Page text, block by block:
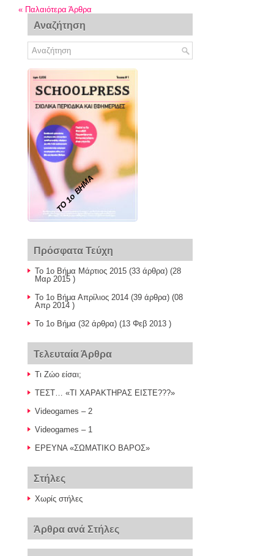
« Παλαιότερα Άρθρα
Αναζήτηση
ΤΟ 1ο ΒΗΜΑ
Πρόσφατα Τεύχη
Το 1ο Βήμα Μάρτιος 2015 (33 άρθρα) (28
Μαρ 2015 )
Το 1ο Βήμα Απρίλιος 2014 (39 άρθρα) (08
Απρ 2014 )
Το 1ο Βήμα (32 άρθρα) (13 Φεβ 2013 )
Τελευταία Άρθρα
Τι Ζώο είσαι;
ΤΕΣΤ… «ΤΙ ΧΑΡΑΚΤΗΡΑΣ ΕΙΣΤΕ???»
Videogames – 2
Videogames – 1
ΕΡΕΥΝΑ «ΣΩΜΑΤΙΚΟ ΒΑΡΟΣ»
Στήλες
Χωρίς στήλες
Άρθρα ανά Στήλες